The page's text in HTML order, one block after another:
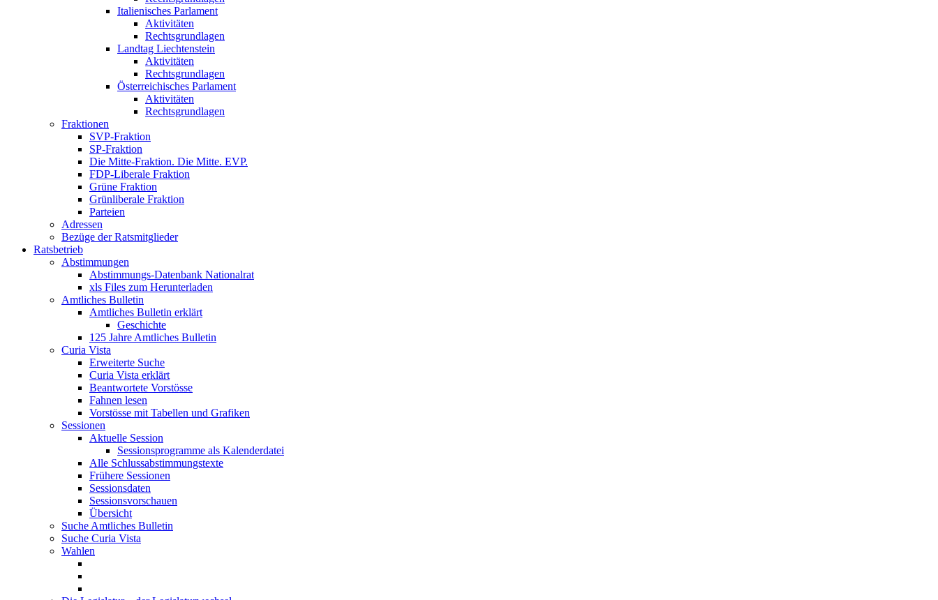
Italienisches Parlament
Aktivitäten
Rechtsgrundlagen
Landtag Liechtenstein
Aktivitäten
Rechtsgrundlagen
Österreichisches Parlament
Aktivitäten
Rechtsgrundlagen
Fraktionen
SVP-Fraktion
SP-Fraktion
Die Mitte-Fraktion. Die Mitte. EVP.
FDP-Liberale Fraktion
Grüne Fraktion
Grünliberale Fraktion
Parteien
Adressen
Bezüge der Ratsmitglieder
Ratsbetrieb
Abstimmungen
Abstimmungs-Datenbank Nationalrat
xls Files zum Herunterladen
Amtliches Bulletin
Amtliches Bulletin erklärt
Geschichte
125 Jahre Amtliches Bulletin
Curia Vista
Erweiterte Suche
Curia Vista erklärt
Beantwortete Vorstösse
Fahnen lesen
Vorstösse mit Tabellen und Grafiken
Sessionen
Aktuelle Session
Sessionsprogramme als Kalenderdatei
Alle Schlussabstimmungstexte
Frühere Sessionen
Sessionsdaten
Sessionsvorschauen
Übersicht
Suche Amtliches Bulletin
Suche Curia Vista
Wahlen